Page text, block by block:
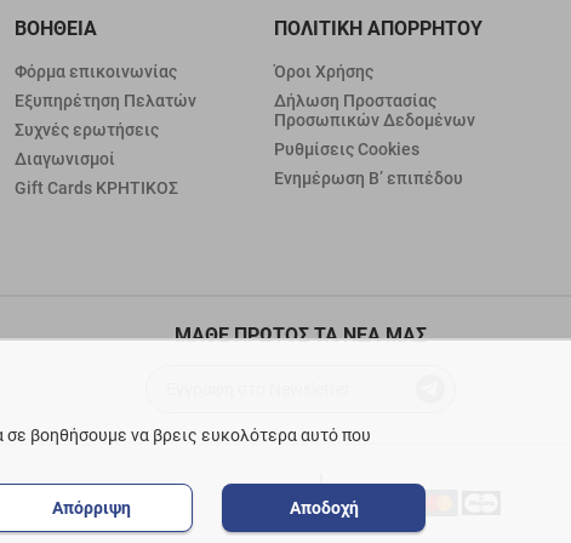
ΒΟΗΘΕΙΑ
Φόρμα επικοινωνίας
Εξυπηρέτηση Πελατών
Συχνές ερωτήσεις
Διαγωνισμοί
Gift Cards ΚΡΗΤΙΚΟΣ
ΠΟΛΙΤΙΚΗ ΑΠΟΡΡΗΤΟΥ
Όροι Χρήσης
Δήλωση Προστασίας
Προσωπικών Δεδομένων
Ρυθμίσεις Cookies
Ενημέρωση Β’ επιπέδου
ΜΑΘΕ ΠΡΩΤΟΣ ΤΑ ΝΕΑ ΜΑΣ
βοηθήσουμε να βρεις ευκολότερα αυτό που
Απόρριψη Αποδοχή